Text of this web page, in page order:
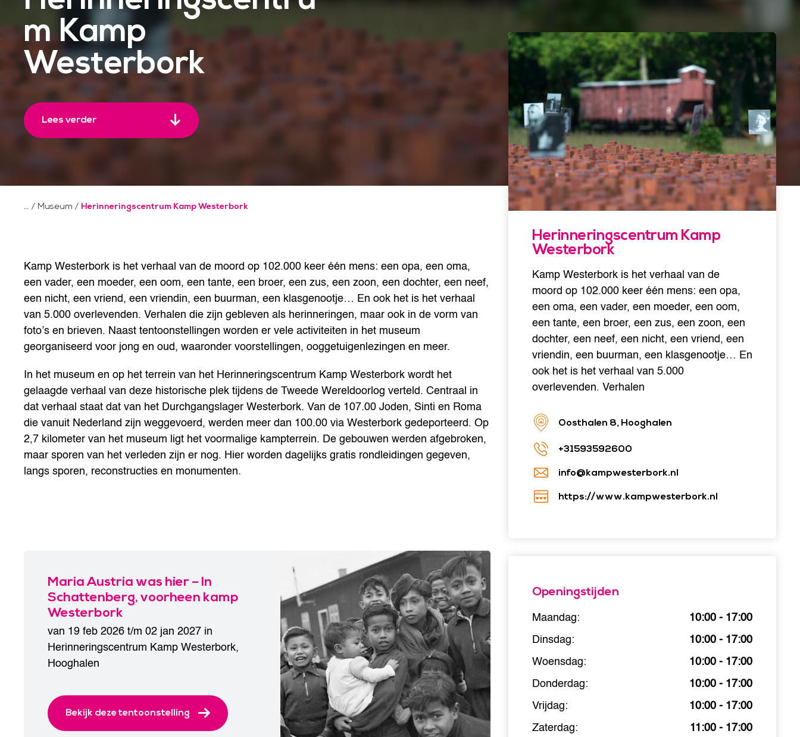
m Kamp
Westerbork
Lees verder
/ Museum / Herinneringscentrum Kamp Westerbork
Kamp Westerbork is het verhaal van de moord op 102.000 keer één mens: een opa, een oma,
een vader, een moeder, een oom, een tante, een broer, een zus, een zoon, een dochter, een neef,
een nicht, een vriend, een vriendin, een buurman, een klasgenootje… En ook het is het verhaal
van 5.000 overlevenden. Verhalen die zijn gebleven als herinneringen, maar ook in de vorm van
foto’s en brieven. Naast tentoonstellingen worden er vele activiteiten in het museum
georganiseerd voor jong en oud, waaronder voorstellingen, ooggetuigenlezingen en meer.
In het museum en op het terrein van het Herinneringscentrum Kamp Westerbork wordt het
gelaagde verhaal van deze historische plek tijdens de Tweede Wereldoorlog verteld. Centraal in
dat verhaal staat dat van het Durchgangslager Westerbork. Van de 107.00 Joden, Sinti en Roma
die vanuit Nederland zijn weggevoerd, werden meer dan 100.00 via Westerbork gedeporteerd. Op
2,7 kilometer van het museum ligt het voormalige kampterrein. De gebouwen werden afgebroken,
maar sporen van het verleden zijn er nog. Hier worden dagelijks gratis rondleidingen gegeven,
langs sporen, reconstructies en monumenten.
Maria Austria was hier – In
Schattenberg, voorheen kamp
Westerbork
van 19 feb 2026 t/m 02 jan 2027 in
Herinneringscentrum Kamp Westerbork,
Hooghalen
Bekijk deze tentoonstelling
Herinneringscentrum Kamp
Westerbork
Kamp Westerbork is het verhaal van de
moord op 102.000 keer één mens: een opa,
een oma, een vader, een moeder, een oom,
een tante, een broer, een zus, een zoon, een
dochter, een neef, een nicht, een vriend, een
vriendin, een buurman, een klasgenootje… En
ook het is het verhaal van 5.000
overlevenden. Verhalen
Oosthalen 8, Hooghalen
+31593592600
info@kampwesterbork.nl
https://www.kampwesterbork.nl
Openingstijden
Maandag:
10:00 - 17:00
Dinsdag:
10:00 - 17:00
Woensdag:
10:00 - 17:00
Donderdag:
10:00 - 17:00
Vrijdag:
10:00 - 17:00
Zaterdag:
11:00 - 17:00